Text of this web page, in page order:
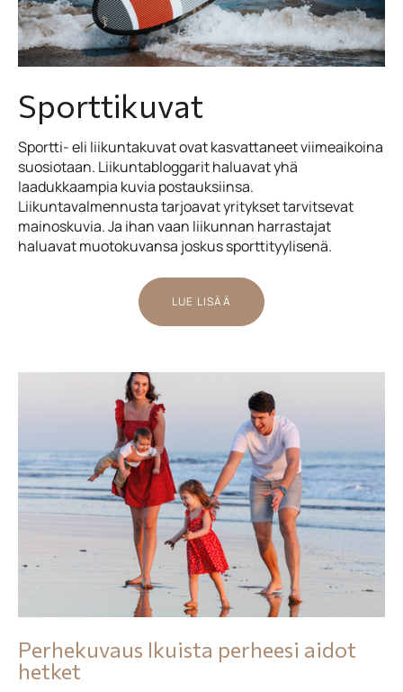
Sporttikuvat
Sportti- eli liikuntakuvat ovat kasvattaneet viimeaikoina
suosiotaan. Liikuntabloggarit haluavat yhä
laadukkaampia kuvia postauksiinsa.
Liikuntavalmennusta tarjoavat yritykset tarvitsevat
mainoskuvia. Ja ihan vaan liikunnan harrastajat
haluavat muotokuvansa joskus sporttityylisenä.
LUE LISÄÄ
Perhekuvaus Ikuista perheesi aidot
hetket